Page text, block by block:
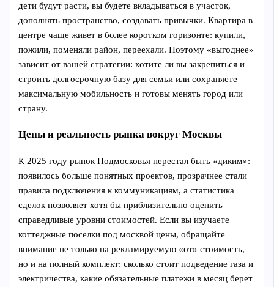
дети будут расти, вы будете вкладываться в участок,
дополнять пространство, создавать привычки. Квартира в
центре чаще живет в более коротком горизонте: купили,
пожили, поменяли район, переехали. Поэтому «выгоднее»
зависит от вашей стратегии: хотите ли вы закрепиться и
строить долгосрочную базу для семьи или сохраняете
максимальную мобильность и готовы менять город или
страну.
Цены и реальность рынка вокруг Москвы
К 2025 году рынок Подмосковья перестал быть «диким»:
появилось больше понятных проектов, прозрачнее стали
правила подключения к коммуникациям, а статистика
сделок позволяет хотя бы приблизительно оценить
справедливые уровни стоимостей. Если вы изучаете
коттеджные поселки под москвой цены, обращайте
внимание не только на рекламируемую «от» стоимость,
но и на полный комплект: сколько стоит подведение газа и
электричества, какие обязательные платежи в месяц берет